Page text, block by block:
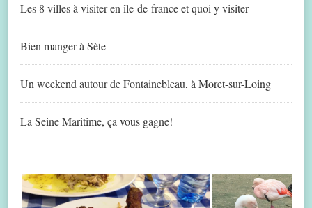
Les 8 villes à visiter en île-de-france et quoi y visiter
Bien manger à Sète
Un weekend autour de Fontainebleau, à Moret-sur-Loing
La Seine Maritime, ça vous gagne!